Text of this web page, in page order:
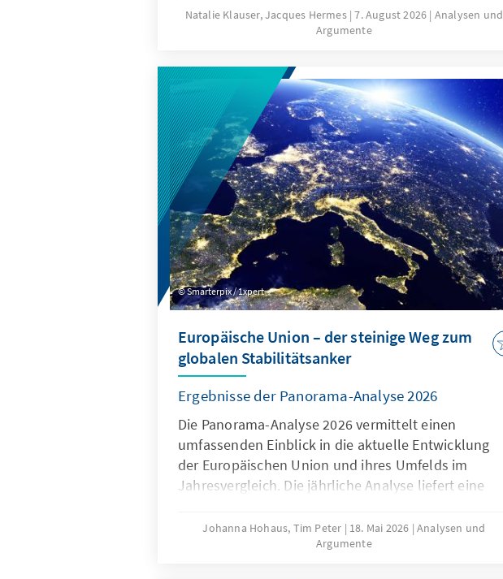
beitragen, dass mehr Kinderwünsche verwirklicht
werden? Aktuelle Forschungsergebnisse und ein
Länder liefern Hinweise für eine bedarfsgerechte
Weiterentwicklung der Familienpolitik in
Deutschland.
Natalie Klauser, Jacques Hermes 7. August 2026 Analysen und
Argumente
Smarterpix / 1xpert
Europäische Union – der steinige Weg zum
globalen Stabilitätsanker
Ergebnisse der Panorama-Analyse 2026
Die Panorama-Analyse 2026 vermittelt einen
umfassenden Einblick in die aktuelle Entwicklung
der Europäischen Union und ihres Umfelds im
Jahresvergleich. Die jährliche Analyse liefert eine
Bereichen Innovation und Wettbewerbsfähigkeit,
Europapolitische Ausrichtung der Mitgliedstaaten
Johanna Hohaus, Tim Peter 18. Mai 2026 Analysen und
Argumente